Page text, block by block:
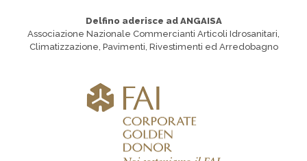
Delfino aderisce ad ANGAISA
Associazione Nazionale Commercianti Articoli Idrosanitari,
Climatizzazione, Pavimenti, Rivestimenti ed Arredobagno